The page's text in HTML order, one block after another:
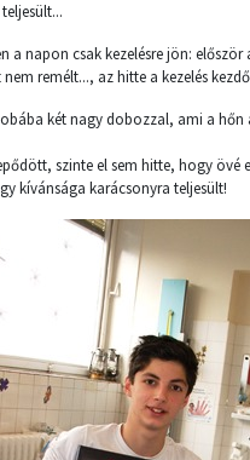
a napon csak kezelésre jön: először
remélt..., az hitte a kezelés
két nagy dobozzal, ami a
szinte el sem hitte, hogy övé
kívánsága karácsonyra teljesült!